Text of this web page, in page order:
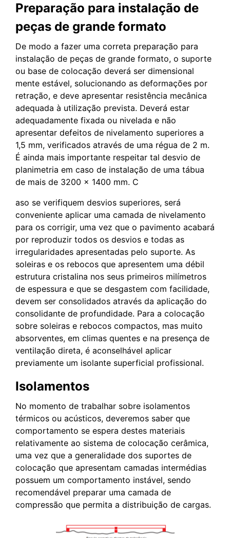
Preparação para instalação de
peças de grande formato
De modo a fazer uma correta preparação para
instalação de peças de grande formato, o suporte
ou base de colocação deverá ser dimensional
mente estável, solucionando as deformações por
retração, e deve apresentar resistência mecânica
adequada à utilização prevista. Deverá estar
adequadamente fixada ou nivelada e não
apresentar defeitos de nivelamento superiores a
1,5 mm, verificados através de uma régua de 2 m.
É ainda mais importante respeitar tal desvio de
planimetria em caso de instalação de uma tábua
de mais de 3200 x 1400 mm. C
aso se verifiquem desvios superiores, será
conveniente aplicar uma camada de nivelamento
para os corrigir, uma vez que o pavimento acabará
por reproduzir todos os desvios e todas as
irregularidades apresentadas pelo suporte. As
soleiras e os rebocos que apresentem uma débil
estrutura cristalina nos seus primeiros milímetros
de espessura e que se desgastem com facilidade,
devem ser consolidados através da aplicação do
consolidante de profundidade. Para a colocação
sobre soleiras e rebocos compactos, mas muito
absorventes, em climas quentes e na presença de
ventilação direta, é aconselhável aplicar
previamente um isolante superficial profissional.
Isolamentos
No momento de trabalhar sobre isolamentos
térmicos ou acústicos, deveremos saber que
comportamento se espera destes materiais
relativamente ao sistema de colocação cerâmica,
uma vez que a generalidade dos suportes de
colocação que apresentam camadas intermédias
possuem um comportamento instável, sendo
recomendável preparar uma camada de
compressão que permita a distribuição de cargas.